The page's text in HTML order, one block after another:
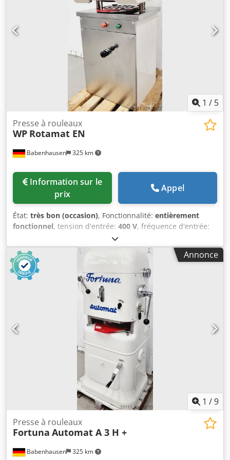
1 / 5
Babenhausen 325 km
Presse à rouleaux
WP Rotamat EN
prix
Appel
État: très bon (occasion), Fonctionnalité: entièrement
fonctionnel, tension d'entrée: 400 V, fréquence d'entrée:
, Certifié DGUV jusqu'à:09/2027
d'entrée:triphasé, Presse à petits pains WP Rotamat EN
Machine pour diviser et façonner la pâte Machine sur
pied, capacité de 30 pièces, idéale pour diviser et façonner
des pâtes en forme ronde avec disque de coupe en
plastique, Dkedpfszq Uw Njx Anler alimentation 400 V,
prise CEE 16A, dimensions : 650 x 670 x 1610 mm (l x p x h)
Annonce
1 /9
Babenhausen 325 km
Presse à rouleaux
Fortuna Automat A 3 H +